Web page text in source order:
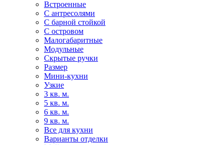
Встроенные
С антресолями
С барной стойкой
С островом
Малогабаритные
Модульные
Скрытые ручки
Размер
Мини-кухни
Узкие
3 кв. м.
5 кв. м.
6 кв. м.
9 кв. м.
Все для кухни
Варианты отделки